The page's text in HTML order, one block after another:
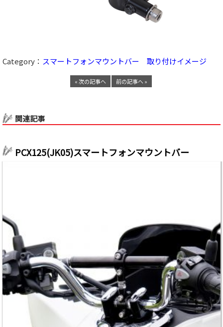
Category： スマートフォンマウントバー 取り付けイメージ
« 次の記事へ 前の記事へ »
関連記事
PCX125(JK05)スマートフォンマウントバー